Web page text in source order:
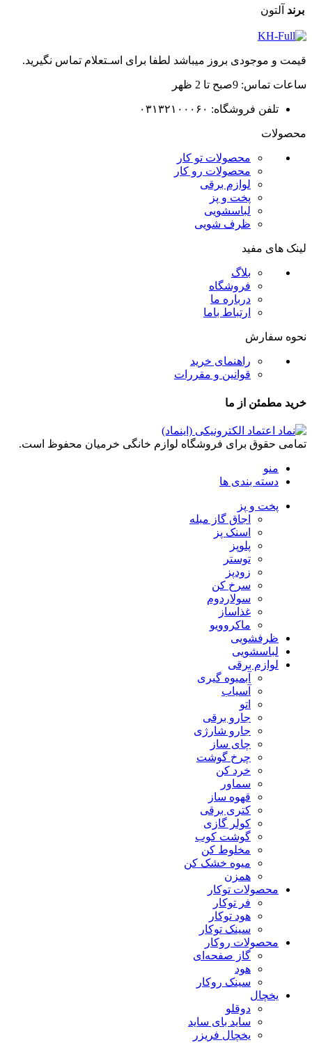
برند آلتون
قیمت و موجودی بروز میباشد لطفا برای اسـتعلام تماس نگیرید.
ساعات تماس: 9صبح تا 2 ظهر
تلفن فروشگاه: ۰۳۱۳۲۱۰۰۰۶۰
محصولات
محصولات تو کار
محصولات رو کار
لوازم برقی
پخت و پز
لباسشویی
ظرف شویی
لینک های مفید
بلاگ
فروشگاه
درباره ما
ارتباط باما
نحوه سفارش
راهنمای خرید
قوانین و مقررات
خرید مطمئن از ما
تمامی حقوق برای فروشگاه لوازم خانگی خرمیان محفوظ است.
منو
دسته بندی ها
پخت و پز
اجاق گاز مبله
اسنک پز
پلوپز
توستر
زودپز
سرخ کن
سولاردوم
غذاساز
ماکروویو
ظرفشویی
لباسشویی
لوازم برقی
آبمیوه گیری
آسیاب
اتو
جارو برقی
جارو شارژی
چای ساز
چرخ گوشت
خرد کن
سماور
قهوه ساز
کتری برقی
کولر گازی
گوشت کوب
مخلوط کن
میوه خشک کن
همزن
محصولات توکار
فر توکار
هود توکار
سینک توکار
محصولات روکار
گاز صفحه‌ای
هود
سینک روکار
یخچال
دوقلو
ساید بای ساید
یخچال فریزر